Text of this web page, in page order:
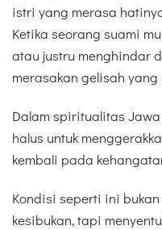
istri yang merasa
Ketika seorang suami
atau justru menghindar
merasakan gelisah yang
Dalam spiritualitas
halus untuk
kembali pada
Kondisi seperti ini
kesibukan, tapi